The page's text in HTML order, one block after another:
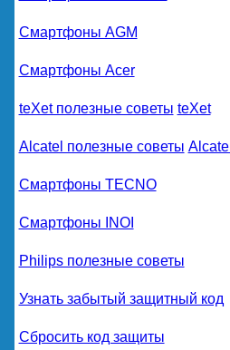
Смартфоны AGM
Смартфоны Acer
teXet полезные советы teXet
Alcatel полезные советы Alcatel
Смартфоны TECNO
Смартфоны INOI
Philips полезные советы
Узнать забытый защитный код
Сбросить код защиты